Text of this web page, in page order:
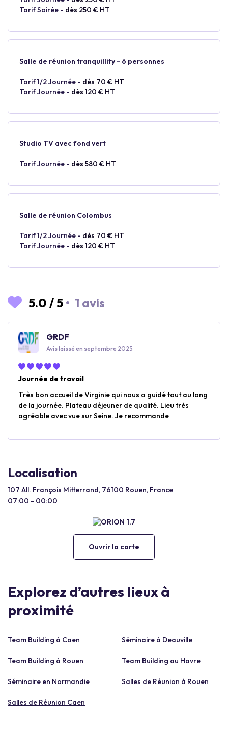
Tarif Soirée - dès 250 € HT
Salle de réunion tranquillity - 6 personnes
Tarif 1/2 Journée - dès 70 € HT
Tarif Journée - dès 120 € HT
Studio TV avec fond vert
Tarif Journée - dès 580 € HT
Salle de réunion Colombus
Tarif 1/2 Journée - dès 70 € HT
Tarif Journée - dès 120 € HT
5.0 /5 • 1 avis
GRDF
Avis laissé en septembre 2025
Journée de travail
Très bon accueil de Virginie qui nous a guidé tout au long
de la journée. Plateau déjeuner de qualité. Lieu très
agréable avec vue sur Seine. Je recommande
Localisation
107 All. François Mitterrand, 76100 Rouen, France
07:00 - 00:00
Ouvrir la carte
Explorez d’autres lieux à
proximité
Team Building à Caen Séminaire à Deauville
Team Building à Rouen Team Building au Havre
Séminaire en Normandie Salles de Réunion à Rouen
Salles de Réunion Caen